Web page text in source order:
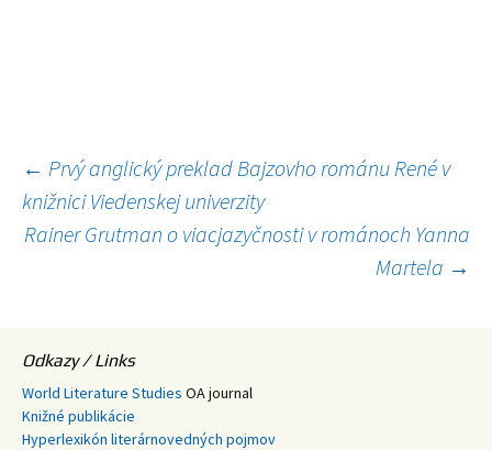
Navigácia
článkami
← Prvý anglický preklad Bajzovho románu René v
knižnici Viedenskej univerzity
Rainer Grutman o viacjazyčnosti v románoch Yanna
Martela →
Odkazy / Links
World Literature Studies OA journal
Knižné publikácie
Hyperlexikón literárnovedných pojmov